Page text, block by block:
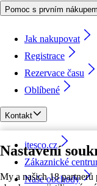
Nastavení
My a našich 18 partnerů
Pomoc s prvním nákupem
Jak nakupovat
Registrace
Rezervace času
Oblíbené
Kontakt
itesco.cz
Zákaznické
Naše obchody